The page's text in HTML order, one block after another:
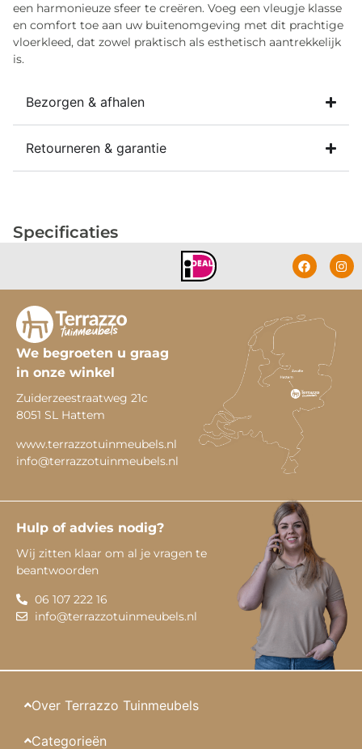
een harmonieuze sfeer te creëren. Voeg een vleugje klasse
en comfort toe aan uw buitenomgeving met dit prachtige
vloerkleed, dat zowel praktisch als esthetisch aantrekkelijk
is.
Bezorgen & afhalen
Retourneren & garantie
Specificaties
We begroeten u graag
in onze winkel
Zuiderzeestraatweg 21c
8051 SL Hattem
www.terrazzotuinmeubels.nl
info@terrazzotuinmeubels.nl
Hulp of advies nodig?
Wij zitten klaar om al je vragen te
beantwoorden
06 107 222 16
info@terrazzotuinmeubels.nl
Over Terrazzo Tuinmeubels
Categorieën